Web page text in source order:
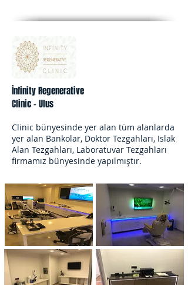
İnfinity Regenerative
Clinic - Ulus
Clinic bünyesinde yer alan tüm alanlarda
yer alan Bankolar, Doktor Tezgahları, Islak
Alan Tezgahları, Laboratuvar Tezgahları
firmamız bünyesinde yapılmıştır.